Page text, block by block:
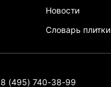
Новости
Словарь плитки
8 (495) 740-38-99